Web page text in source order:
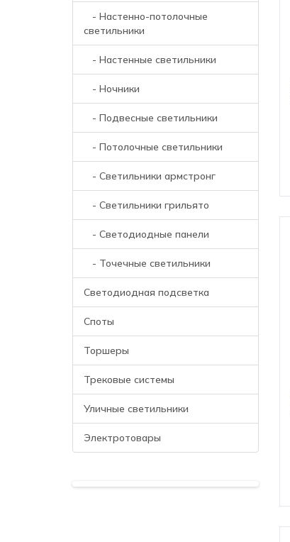
- Настенно-потолочные
светильники
- Настенные светильники
- Ночники
- Подвесные светильники
- Потолочные светильники
- Светильники армстронг
- Светильники грильято
- Светодиодные панели
- Точечные светильники
Светодиодная подсветка
Споты
Торшеры
Трековые системы
Уличные светильники
Электротовары